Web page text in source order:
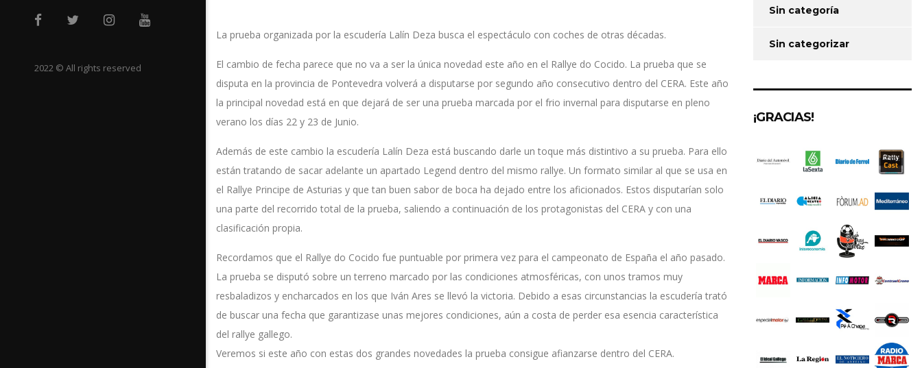
2022 © All rights reserved
La prueba organizada por la escudería Lalín Deza busca el espectáculo con coches de otras décadas.
El cambio de fecha parece que no va a ser la única novedad este año en el Rallye do Cocido. La prueba que se
disputa en la provincia de Pontevedra volverá a disputarse por segundo año consecutivo dentro del CERA. Este año
la principal novedad está en que dejará de ser una prueba marcada por el frio invernal para disputarse en pleno
verano los días 22 y 23 de Junio.
Además de este cambio la escudería Lalín Deza está buscando darle un toque más distintivo a su prueba. Para ello
están tratando de sacar adelante un apartado Legend dentro del mismo rallye. Un formato similar al que se usa en
el Rallye Principe de Asturias y que tan buen sabor de boca ha dejado entre los aficionados. Estos disputarían solo
una parte del recorrido total de la prueba, saliendo a continuación de los protagonistas del CERA y con una
clasificación propia.
Recordamos que el Rallye do Cocido fue puntuable por primera vez para el campeonato de España el año pasado.
La prueba se disputó sobre un terreno marcado por las condiciones atmosféricas, con unos tramos muy
resbaladizos y encharcados en los que Iván Ares se llevó la victoria. Debido a esas circunstancias la escudería trató
de buscar una fecha que garantizase unas mejores condiciones, aún a costa de perder esa esencia característica
del rallye gallego.
Veremos si este año con estas dos grandes novedades la prueba consigue afianzarse dentro del CERA.
Sin categoría
Sin categorizar
¡GRACIAS!